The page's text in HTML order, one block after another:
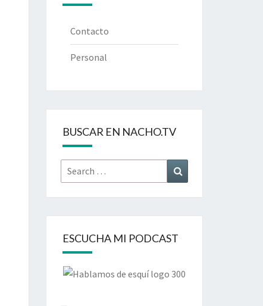
Contacto
Personal
BUSCAR EN NACHO.TV
Search
for:
ESCUCHA MI PODCAST